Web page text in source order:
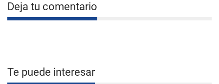
Deja tu comentario
Te puede interesar